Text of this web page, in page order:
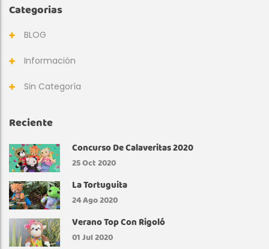
Categorias
BLOG
Información
Sin Categoría
Reciente
Concurso De Calaveritas 2020
25Oct 2020
La Tortuguita
24Ago 2020
Verano Top Con Rigoló
01Jul 2020
N
Y
S
P
E
N
C
E
R